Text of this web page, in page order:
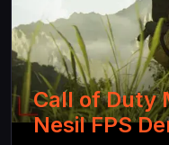
Call of Duty
Nesil FPS